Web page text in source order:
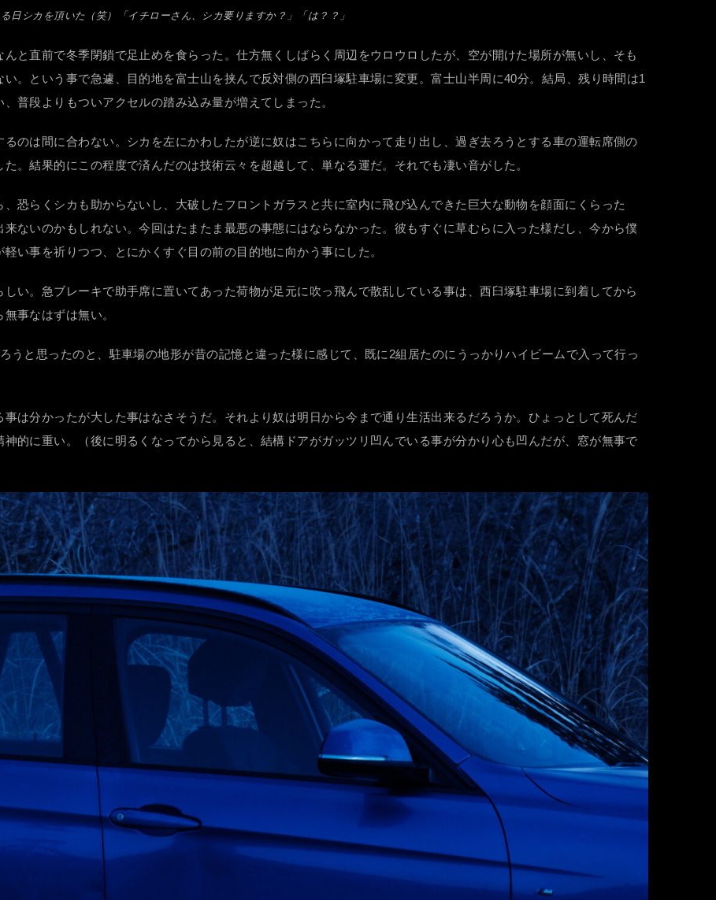
日シカを頂いた（笑）「イチローさん、シカ要りますか？」「は？？」
と直前で冬季閉鎖で足止めを食らった。仕方無くしばらく周辺をウロウロしたが、空が開けた場所が無いし、そも
。という事で急遽、目的地を富士山を挟んで反対側の西臼塚駐車場に変更。富士山半周に40分。結局、残り時間は1
普段よりもついアクセルの踏み込み量が増えてしまった。
のは間に合わない。シカを左にかわしたが逆に奴はこちらに向かって走り出し、過ぎ去ろうとする車の運転席側の
。結果的にこの程度で済んだのは技術云々を超越して、単なる運だ。それでも凄い音がした。
恐らくシカも助からないし、大破したフロントガラスと共に室内に飛び込んできた巨大な動物を顔面にくらった
ないのかもしれない。今回はたまたま最悪の事態にはならなかった。彼もすぐに草むらに入った様だし、今から僕
い事を祈りつつ、とにかくすぐ目の前の目的地に向かう事にした。
い。急ブレーキで助手席に置いてあった荷物が足元に吹っ飛んで散乱している事は、西臼塚駐車場に到着してから
事なはずは無い。
うと思ったのと、駐車場の地形が昔の記憶と違った様に感じて、既に2組居たのにうっかりハイビームで入って行っ
は分かったが大した事はなさそうだ。それより奴は明日から今まで通り生活出来るだろうか。ひょっとして死んだ
的に重い。（後に明るくなってから見ると、結構ドアがガッツリ凹んでいる事が分かり心も凹んだが、窓が無事で